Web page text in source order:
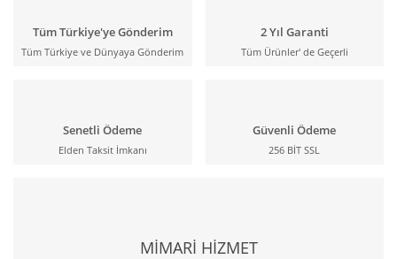
Tüm Türkiye'ye Gönderim
Tüm Türkiye ve Dünyaya Gönderim
2 Yıl Garanti
Tüm Ürünler' de Geçerli
Senetli Ödeme
Elden Taksit İmkanı
Güvenli Ödeme
256 BİT SSL
MİMARİ HİZMET